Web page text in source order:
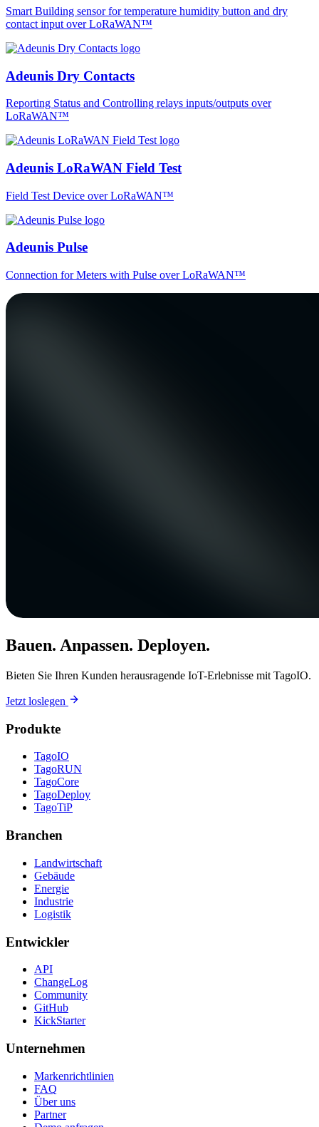
Smart Building sensor for temperature humidity button and dry
contact input over LoRaWAN™
Adeunis Dry Contacts
Reporting Status and Controlling relays inputs/outputs over
LoRaWAN™
Adeunis LoRaWAN Field Test
Field Test Device over LoRaWAN™
Adeunis Pulse
Connection for Meters with Pulse over LoRaWAN™
Bauen. Anpassen. Deployen.
Bieten Sie Ihren Kunden herausragende IoT-Erlebnisse mit TagoIO.
Jetzt loslegen
Produkte
TagoIO
TagoRUN
TagoCore
TagoDeploy
TagoTiP
Branchen
Landwirtschaft
Gebäude
Energie
Industrie
Logistik
Entwickler
API
ChangeLog
Community
GitHub
KickStarter
Unternehmen
Markenrichtlinien
FAQ
Über uns
Partner